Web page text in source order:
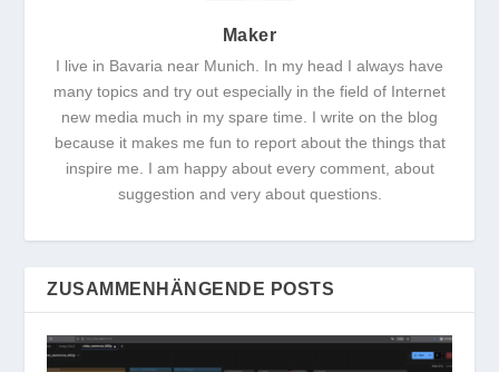
Maker
I live in Bavaria near Munich. In my head I always have
many topics and try out especially in the field of Internet
new media much in my spare time. I write on the blog
because it makes me fun to report about the things that
inspire me. I am happy about every comment, about
suggestion and very about questions.
ZUSAMMENHÄNGENDE POSTS